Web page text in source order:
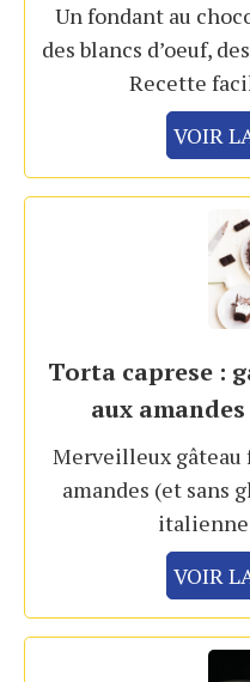
Un fondant au
des blancs d’oeuf,
Recette
VOIR
Torta caprese :
aux
Merveilleux gâteau
amandes (et sans
italienne
VOIR